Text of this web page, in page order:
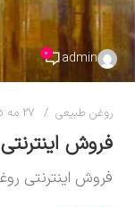
admin
0
روغن طبیعی 27 مه 2025
فروش
فروش اینترنتی